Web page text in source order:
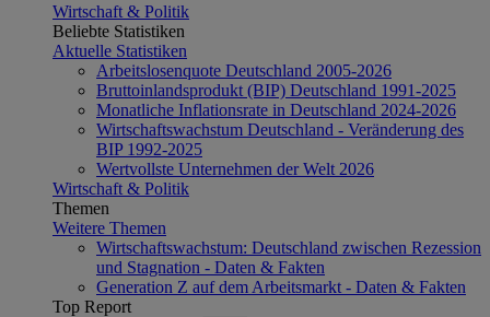
Wirtschaft & Politik
Beliebte Statistiken
Aktuelle Statistiken
Arbeitslosenquote Deutschland 2005-2026
Bruttoinlandsprodukt (BIP) Deutschland 1991-2025
Monatliche Inflationsrate in Deutschland 2024-2026
Wirtschaftswachstum Deutschland - Veränderung des
BIP 1992-2025
Wertvollste Unternehmen der Welt 2026
Wirtschaft & Politik
Themen
Weitere Themen
Wirtschaftswachstum: Deutschland zwischen Rezession
und Stagnation - Daten & Fakten
Generation Z auf dem Arbeitsmarkt - Daten & Fakten
Top Report